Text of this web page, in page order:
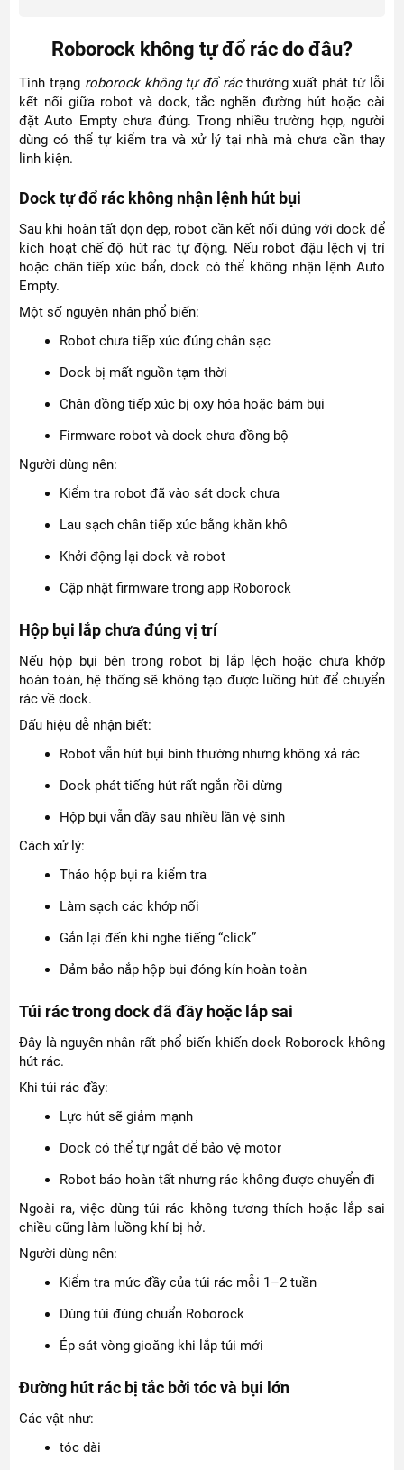
Roborock không tự đổ rác do đâu?
Tình trạng roborock không tự đổ rácthường xuất phát từ lỗi
kết nối giữa robot và dock, tắc nghẽn đường hút hoặc cài
đặt Auto Empty chưa đúng. Trong nhiều trường hợp, người
dùng có thể tự kiểm tra và xử lý tại nhà mà chưa cần thay
linh kiện.
Dock tự đổ rác không nhận lệnh hút bụi
Sau khi hoàn tất dọn dẹp, robot cần kết nối đúng với dock để
kích hoạt chế độ hút rác tự động. Nếu robot đậu lệch vị trí
hoặc chân tiếp xúc bẩn, dock có thể không nhận lệnh Auto
Empty.
Một số nguyên nhân phổ biến:
Robot chưa tiếp xúc đúng chân sạc
Dock bị mất nguồn tạm thời
Chân đồng tiếp xúc bị oxy hóa hoặc bám bụi
Firmware robot và dock chưa đồng bộ
Người dùng nên:
Kiểm tra robot đã vào sát dock chưa
Lau sạch chân tiếp xúc bằng khăn khô
Khởi động lại dock và robot
Cập nhật firmware trong app Roborock
Hộp bụi lắp chưa đúng vị trí
Nếu hộp bụi bên trong robot bị lắp lệch hoặc chưa khớp
hoàn toàn, hệ thống sẽ không tạo được luồng hút để chuyển
rác về dock.
Dấu hiệu dễ nhận biết:
Robot vẫn hút bụi bình thường nhưng không xả rác
Dock phát tiếng hút rất ngắn rồi dừng
Hộp bụi vẫn đầy sau nhiều lần vệ sinh
Cách xử lý:
Tháo hộp bụi ra kiểm tra
Làm sạch các khớp nối
Gắn lại đến khi nghe tiếng “click”
Đảm bảo nắp hộp bụi đóng kín hoàn toàn
Túi rác trong dock đã đầy hoặc lắp sai
Đây là nguyên nhân rất phổ biến khiến dock Roborock không
hút rác.
Khi túi rác đầy:
Lực hút sẽ giảm mạnh
Dock có thể tự ngắt để bảo vệ motor
Robot báo hoàn tất nhưng rác không được chuyển đi
Ngoài ra, việc dùng túi rác không tương thích hoặc lắp sai
chiều cũng làm luồng khí bị hở.
Người dùng nên:
Kiểm tra mức đầy của túi rác mỗi 1–2 tuần
Dùng túi đúng chuẩn Roborock
Ép sát vòng gioăng khi lắp túi mới
Đường hút rác bị tắc bởi tóc và bụi lớn
Các vật như:
tóc dài